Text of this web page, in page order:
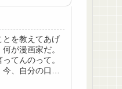
とを教えてあげ
が漫画家だ。
てんのって。
、自分の口座